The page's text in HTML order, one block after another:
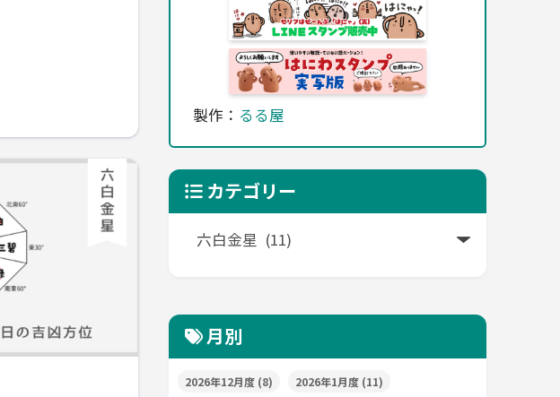
製作： るる屋
カテゴリー
月別
2026年12月度 (8) 2026年1月度 (11)